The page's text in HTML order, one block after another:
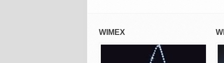
WIMEX